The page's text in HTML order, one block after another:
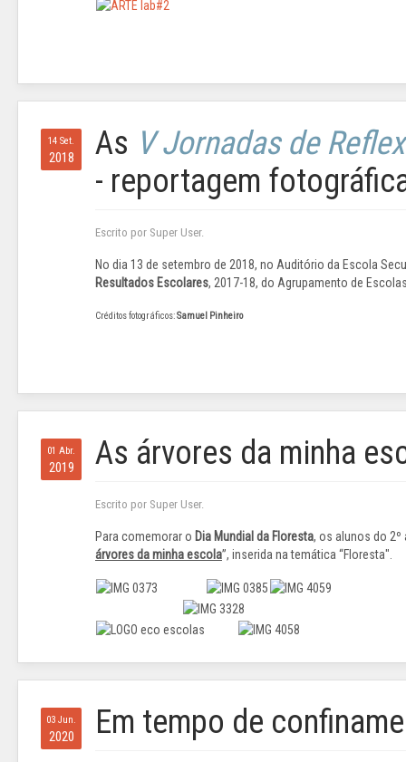
14 Set.
2018 As V Jornadas de
- reportagem
Escrito por Super User.
No dia 13 de setembro de 2018, no Auditório da Escola
Resultados Escolares, 2017-18, do Agrupamento de
Créditos fotográficos:Samuel Pinheiro
01 Abr.
2019 As árvores da minha
Escrito por Super User.
Para comemorar o Dia Mundial da Floresta, os alunos do 2º
árvores da minha escola”, inserida na temática “Floresta".
03 Jun.
2020 Em tempo de